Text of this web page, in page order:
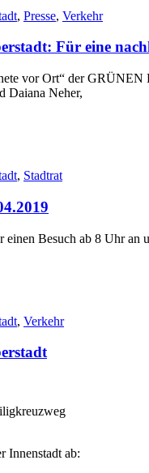
, Presse, Verkehr
Für eine
vor Ort“ der GRÜNEN
Daiana Neher,
, Stadtrat
einen Besuch ab 8 Uhr
, Verkehr
Innenstadt ab: